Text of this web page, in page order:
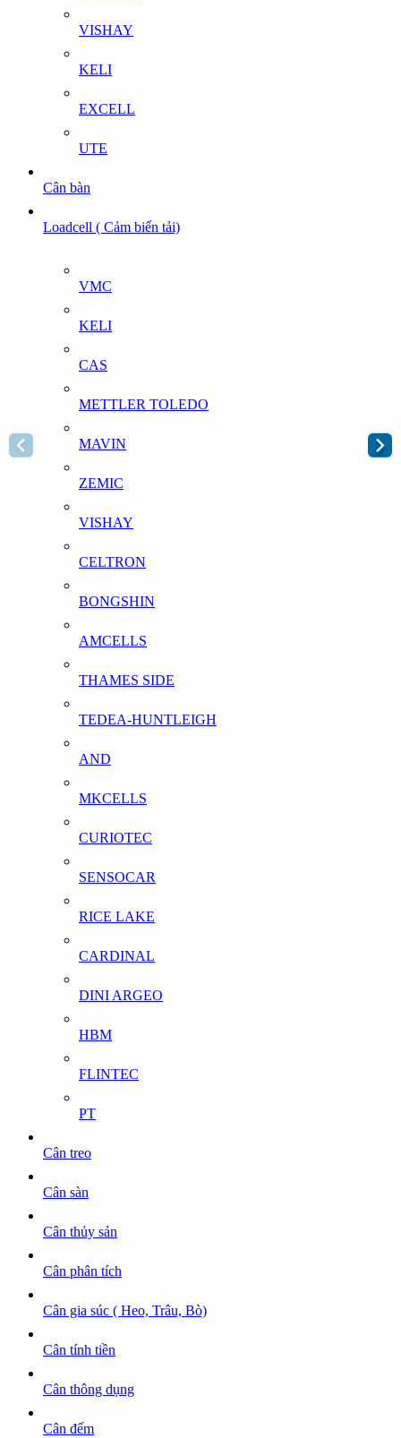
VISHAY
KELI
EXCELL
UTE
Cân bàn
Loadcell ( Cảm biến tải)
VMC
KELI
CAS
METTLER TOLEDO
MAVIN
ZEMIC
VISHAY
CELTRON
BONGSHIN
AMCELLS
THAMES SIDE
TEDEA-HUNTLEIGH
AND
MKCELLS
CURIOTEC
SENSOCAR
RICE LAKE
CARDINAL
DINI ARGEO
HBM
FLINTEC
PT
Cân treo
Cân sàn
Cân thủy sản
Cân phân tích
Cân gia súc ( Heo, Trâu, Bò)
Cân tính tiền
Cân thông dụng
Cân đếm